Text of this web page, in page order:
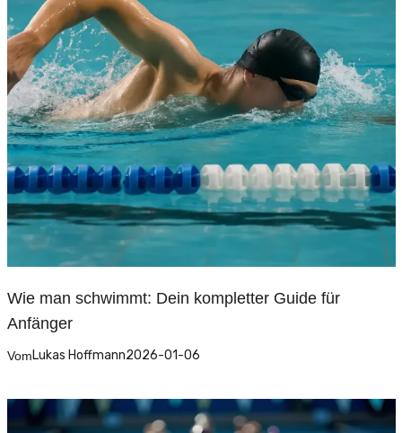
Wie man schwimmt: Dein kompletter Guide für
Anfänger
VomLukas Hoffmann2026-01-06